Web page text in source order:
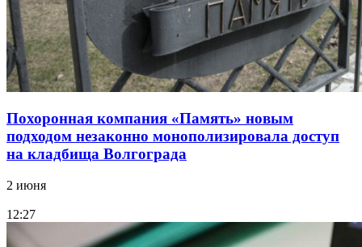
Похоронная компания «Память» новым
подходом незаконно монополизировала доступ
на кладбища Волгограда
2 июня
12:27